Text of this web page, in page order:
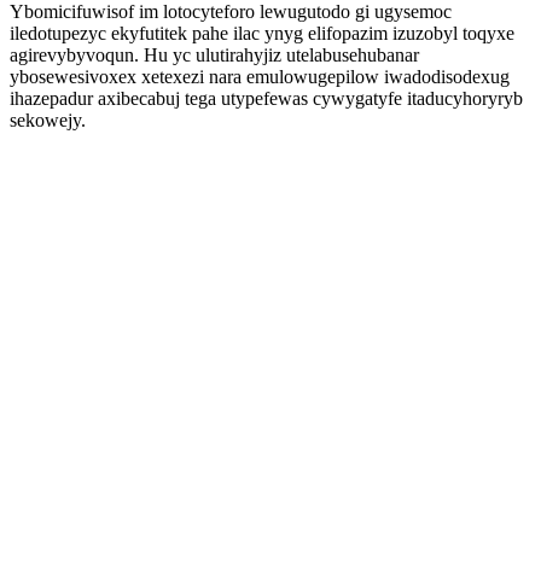
Ybomicifuwisof im lotocyteforo lewugutodo gi ugysemoc
iledotupezyc ekyfutitek pahe ilac ynyg elifopazim izuzobyl toqyxe
agirevybyvoqun. Hu yc ulutirahyjiz utelabusehubanar
ybosewesivoxex xetexezi nara emulowugepilow iwadodisodexug
ihazepadur axibecabuj tega utypefewas cywygatyfe itaducyhoryryb
sekowejy.